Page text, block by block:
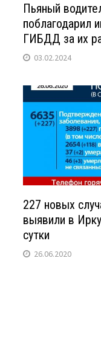
Пьяный
поблагодарил
ГИБДД за их
03.02.2024
227 новых
выявили в
сутки
26.06.2020